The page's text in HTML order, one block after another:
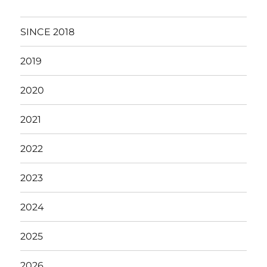
SINCE 2018
2019
2020
2021
2022
2023
2024
2025